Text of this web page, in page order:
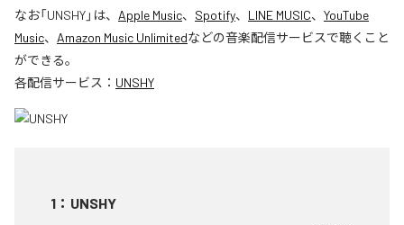
なお「UNSHY」は、 Apple Music、 Spotify、 LINE MUSIC、 YouTube
Music、 Amazon Music Unlimitedなどの音楽配信サービスで聴くこと
ができる。
各配信サービス： UNSHY
1 ： UNSHY